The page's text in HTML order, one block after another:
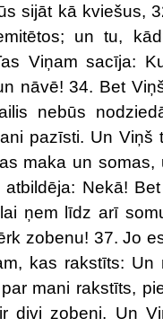
sijāt kā kviešus,
un tu,
Viņam sacīja:
nāvē! 34. Bet
nebūs
pazīsti. Un Viņš
maka un somas,
Nekā!
ņem līdz arī
zobenu! 37. Jo
kas rakstīts: Un
mani rakstīts,
divi zobeni. Un